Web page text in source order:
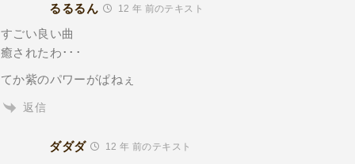
るるるん 12 年 前のテキスト
すごい良い曲
癒されたわ･･･
てか紫のパワーがぱねぇ
返信
ダダダ 12 年 前のテキスト